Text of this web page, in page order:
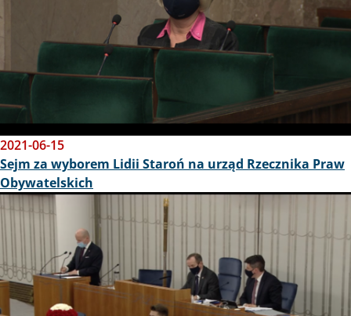
2021-06-15
Sejm za wyborem Lidii Staroń na urząd Rzecznika Praw
Obywatelskich
Obraz